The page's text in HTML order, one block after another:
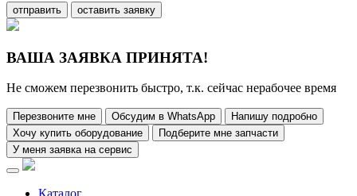
отправить оставить заявку
ВАША ЗАЯВКА ПРИНЯТА!
Не сможем перезвонить быстро, т.к. сейчас нерабочее время
Перезвоните мне Обсудим в WhatsApp
Напишу подробно
Хочу купить оборудование
Подберите мне запчасти
У меня заявка на сервис